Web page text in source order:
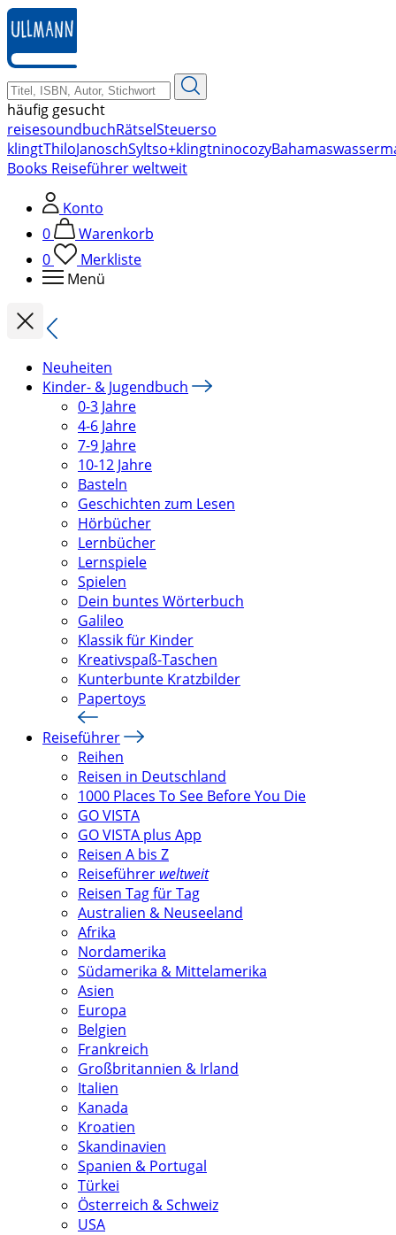
zum
Hauptinhalt
springen
häufig gesucht
reisesoundbuchRätselSteuerso
klingtThiloJanoschSyltso+klingtninocozyBahamas
Books Reiseführer weltweit
Konto
0
Warenkorb
0
Merkliste
Menü
Neuheiten
Kinder- & Jugendbuch
0-3 Jahre
4-6 Jahre
7-9 Jahre
10-12 Jahre
Basteln
Geschichten zum Lesen
Hörbücher
Lernbücher
Lernspiele
Spielen
Dein buntes Wörterbuch
Galileo
Klassik für Kinder
Kreativspaß-Taschen
Kunterbunte Kratzbilder
Papertoys
Reiseführer
Reihen
Reisen in Deutschland
1000 Places To See Before You Die
GO VISTA
GO VISTA plus App
Reisen A bis Z
Reiseführer weltweit
Reisen Tag für Tag
Australien & Neuseeland
Afrika
Nordamerika
Südamerika & Mittelamerika
Asien
Europa
Belgien
Frankreich
Großbritannien & Irland
Italien
Kanada
Kroatien
Skandinavien
Spanien & Portugal
Türkei
Österreich & Schweiz
USA